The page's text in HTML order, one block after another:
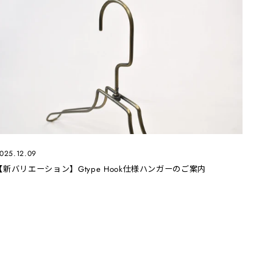
新バリエーション】Gtype Hook仕様ハンガーのご案内